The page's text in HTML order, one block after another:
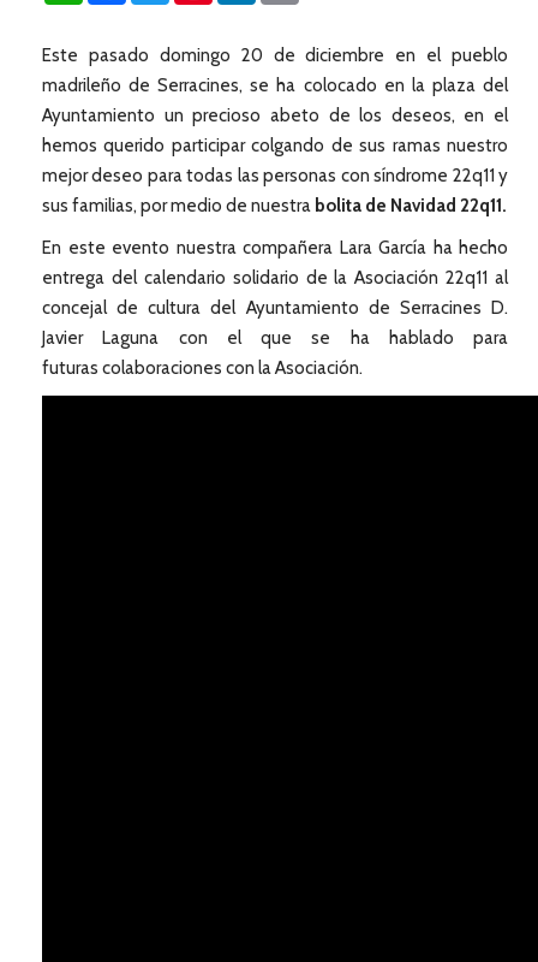
Este pasado domingo 20 de diciembre en el pueblo
madrileño de Serracines, se ha colocado en la plaza del
Ayuntamiento un precioso abeto de los deseos, en el
hemos querido participar colgando de sus ramas nuestro
mejor deseo para todas las personas con síndrome 22q11 y
sus familias, por medio de nuestra bolita de Navidad 22q11.
En este evento nuestra compañera Lara García ha hecho
entrega del calendario solidario de la Asociación 22q11 al
concejal de cultura del Ayuntamiento de Serracines D.
Javier Laguna con el que se ha hablado para
futuras colaboraciones con la Asociación.